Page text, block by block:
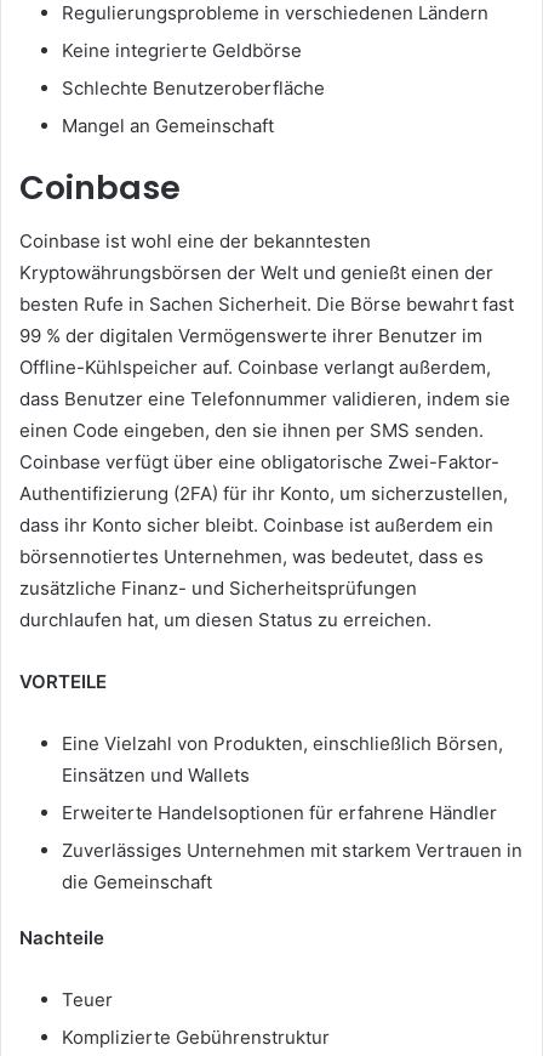
Regulierungsprobleme in verschiedenen Ländern
Keine integrierte Geldbörse
Schlechte Benutzeroberfläche
Mangel an Gemeinschaft
Coinbase
Coinbase ist wohl eine der bekanntesten
Kryptowährungsbörsen der Welt und genießt einen der
besten Rufe in Sachen Sicherheit. Die Börse bewahrt fast
99 % der digitalen Vermögenswerte ihrer Benutzer im
Offline-Kühlspeicher auf. Coinbase verlangt außerdem,
dass Benutzer eine Telefonnummer validieren, indem sie
einen Code eingeben, den sie ihnen per SMS senden.
Coinbase verfügt über eine obligatorische Zwei-Faktor-
Authentifizierung (2FA) für ihr Konto, um sicherzustellen,
dass ihr Konto sicher bleibt. Coinbase ist außerdem ein
börsennotiertes Unternehmen, was bedeutet, dass es
zusätzliche Finanz- und Sicherheitsprüfungen
durchlaufen hat, um diesen Status zu erreichen.
VORTEILE
Eine Vielzahl von Produkten, einschließlich Börsen,
Einsätzen und Wallets
Erweiterte Handelsoptionen für erfahrene Händler
Zuverlässiges Unternehmen mit starkem Vertrauen in
die Gemeinschaft
Nachteile
Teuer
Komplizierte Gebührenstruktur